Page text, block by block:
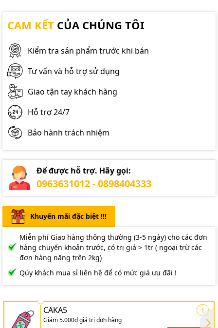
CAM KẾT CỦA CHÚNG TÔI
Kiểm tra sản phẩm trước khi bán
Tư vấn và hỗ trợ sử dụng
Giao tận tay khách hàng
Hỗ trợ 24/7
Bảo hành trách nhiệm
Để được hỗ trợ. Hãy gọi:
0963631012 - 0898404333
Khuyến mãi đặc biệt !!!
Miễn phí Giao hàng thông thường (3-5 ngày) cho các đơn
hàng chuyển khoản trước, có trị giá > 1tr ( ngoại trừ các
đơn hàng nặng trên 2kg)
Qúy khách mua sỉ liên hệ để có mức giá ưu đãi !
CAKA5
Giảm 5.000đ giá trị đơn hàng